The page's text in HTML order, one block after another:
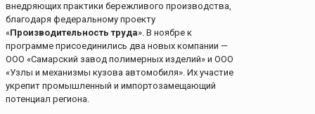
внедряющих практики бережливого производства,
благодаря федеральному проекту
«Производительность труда». В ноябре к
программе присоединились два новых компании —
ООО «Самарский завод полимерных изделий» и ООО
«Узлы и механизмы кузова автомобиля». Их участие
укрепит промышленный и импортозамещающий
потенциал региона.